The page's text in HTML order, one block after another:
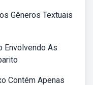
Gêneros Textuais
Envolvendo As
Contém Apenas